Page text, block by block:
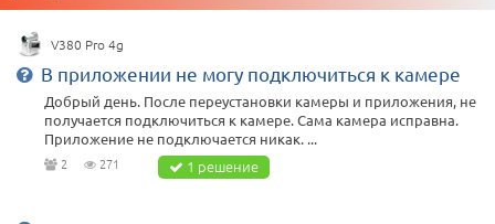
V380 Pro 4g
В приложении не могу подключиться к камере
Добрый день. После переустановки камеры и приложения, не
получается подключиться к камере. Сама камера исправна.
Приложение не подключается никак. ...
2 271 1 решение